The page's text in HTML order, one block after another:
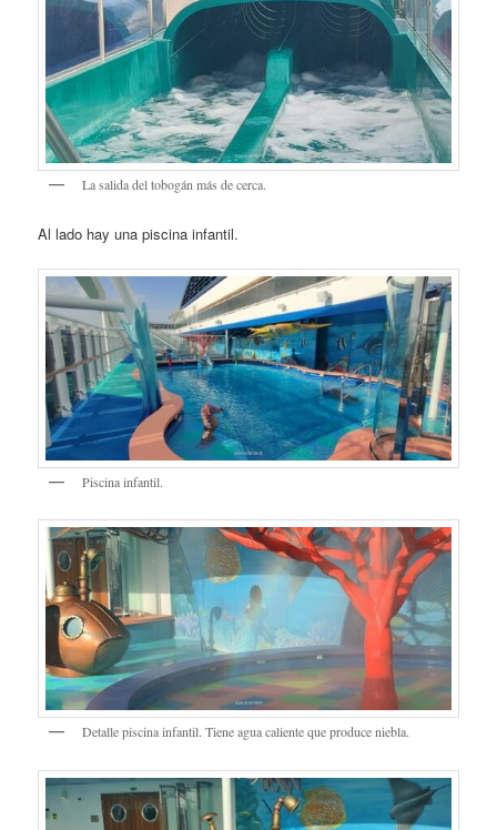
La salida del tobogán más de cerca.
Al lado hay una piscina infantil.
Piscina infantil.
Detalle piscina infantil. Tiene agua caliente que produce niebla.